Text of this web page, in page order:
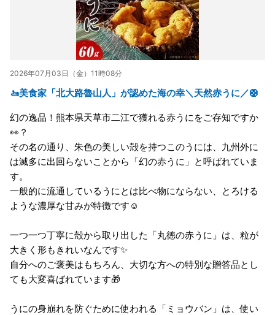
2026年07月03日（金）11時08分
🚤美食家「北大路魯山人」が認めた海の幸＼天然赤うに／🛟
幻の逸品！熊本県天草市二江で獲れる赤うにをご存知ですか
👀？
その名の通り、朱色の美しい殻を持つこのうには、九州外に
は滅多に出回らないことから「幻の赤うに」と呼ばれていま
す。
一般的に流通しているうにとは比べ物にならない、とろける
ような濃厚な甘みが特徴です☺️
一つ一つ丁寧に殻から取り出した「丸徳の赤うに」は、粒が
大きく形もきれいなんです✨
自分へのご褒美はもちろん、大切な方への特別な贈答品とし
ても大変喜ばれています🎁
うにの身崩れを防ぐために使われる「ミョウバン」は、使い